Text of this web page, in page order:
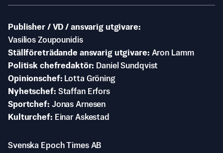
Publisher / VD / ansvarig utgivare
Vasilios Zoupounidis
Ställföreträdande ansvarig utgivare Aron Lamm
Politisk chefredaktör
Daniel Sundqvist
Opinionschef
Lotta Gröning
Nyhetschef Staffan Erfors
Sportchef Jonas Arnesen
Kulturchef
Einar Askestad
Svenska Epoch Times AB